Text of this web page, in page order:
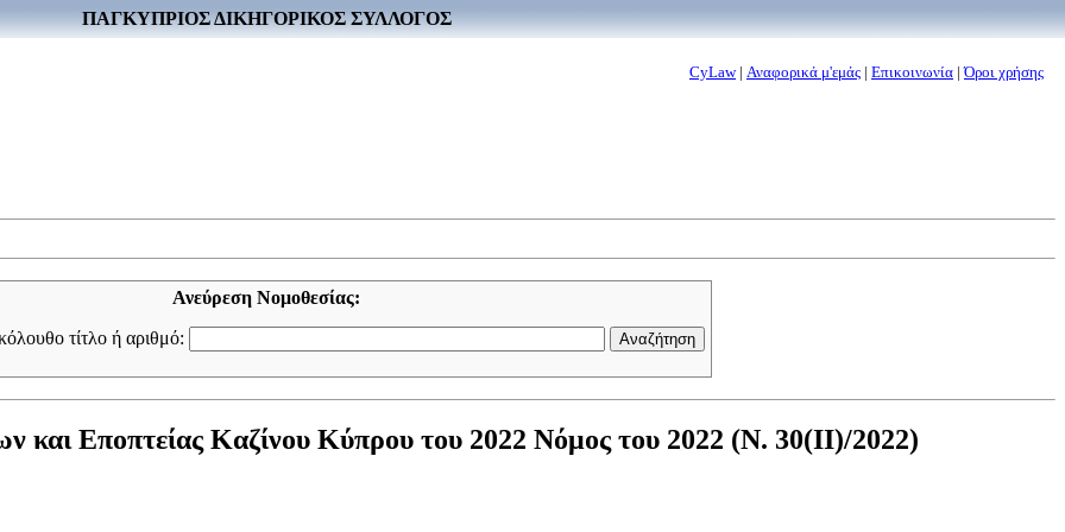
ΠΑΓΚΥΠΡΙΟΣ ΔΙΚΗΓΟΡΙΚΟΣ ΣΥΛΛΟΓΟΣ
CyLaw| Αναφορικά μ'εμάς | Επικοινωνία |Όροι χρήσης
Ανεύρεση Νομοθεσίας:
τίτλο ή αριθμό:
και Εποπτείας Καζίνου Κύπρου του 2022 Νόμος του 2022 (Ν. 30(II)/2022)